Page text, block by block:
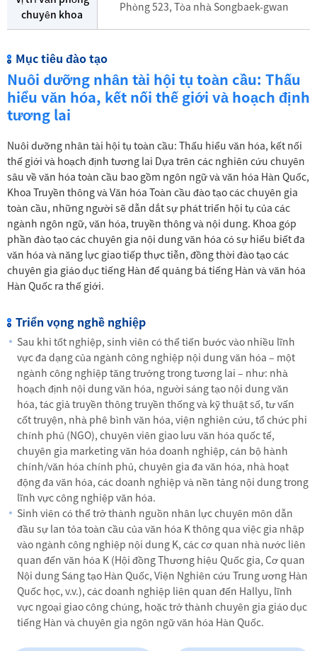
chuyên khoa
Phòng 523, Tòa nhà Songbaek-gwan
Mục tiêu đào tạo
Nuôi dưỡng nhân tài hội tụ toàn cầu: Thấu
hiểu văn hóa, kết nối thế giới và hoạch định
tương lai
Nuôi dưỡng nhân tài hội tụ toàn cầu: Thấu hiểu văn hóa, kết nối
thế giới và hoạch định tương lai Dựa trên các nghiên cứu chuyên
sâu về văn hóa toàn cầu bao gồm ngôn ngữ và văn hóa Hàn Quốc,
Khoa Truyền thông và Văn hóa Toàn cầu đào tạo các chuyên gia
toàn cầu, những người sẽ dẫn dắt sự phát triển hội tụ của các
ngành ngôn ngữ, văn hóa, truyền thông và nội dung. Khoa góp
phần đào tạo các chuyên gia nội dung văn hóa có sự hiểu biết đa
văn hóa và năng lực giao tiếp thực tiễn, đồng thời đào tạo các
chuyên gia giáo dục tiếng Hàn để quảng bá tiếng Hàn và văn hóa
Hàn Quốc ra thế giới.
Triển vọng nghề nghiệp
Sau khi tốt nghiệp, sinh viên có thể tiến bước vào nhiều lĩnh
vực đa dạng của ngành công nghiệp nội dung văn hóa – một
ngành công nghiệp tăng trưởng trong tương lai – như: nhà
hoạch định nội dung văn hóa, người sáng tạo nội dung văn
hóa, tác giả truyền thông truyền thống và kỹ thuật số, tư vấn
cốt truyện, nhà phê bình văn hóa, viện nghiên cứu, tổ chức phi
chính phủ (NGO), chuyên viên giao lưu văn hóa quốc tế,
chuyên gia marketing văn hóa doanh nghiệp, cán bộ hành
chính/văn hóa chính phủ, chuyên gia đa văn hóa, nhà hoạt
động đa văn hóa, các doanh nghiệp và nền tảng nội dung trong
lĩnh vực công nghiệp văn hóa.
Sinh viên có thể trở thành nguồn nhân lực chuyên môn dẫn
đầu sự lan tỏa toàn cầu của văn hóa K thông qua việc gia nhập
vào ngành công nghiệp nội dung K, các cơ quan nhà nước liên
quan đến văn hóa K (Hội đồng Thương hiệu Quốc gia, Cơ quan
Nội dung Sáng tạo Hàn Quốc, Viện Nghiên cứu Trung ương Hàn
Quốc học, v.v.), các doanh nghiệp liên quan đến Hallyu, lĩnh
vực ngoại giao công chúng, hoặc trở thành chuyên gia giáo dục
tiếng Hàn và chuyên gia ngôn ngữ văn hóa Hàn Quốc.